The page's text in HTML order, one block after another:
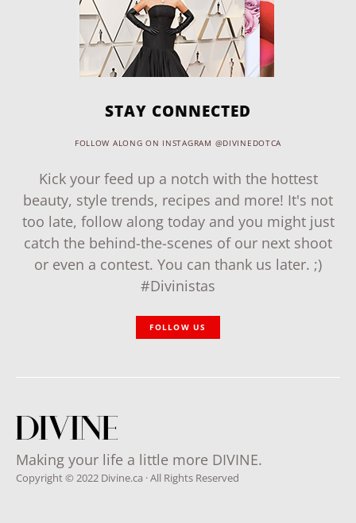
STAY CONNECTED
FOLLOW ALONG ON INSTAGRAM @DIVINEDOTCA
Kick your feed up a notch with the hottest
beauty, style trends, recipes and more! It's not
too late, follow along today and you might just
catch the behind-the-scenes of our next shoot
or even a contest. You can thank us later. ;)
#Divinistas
FOLLOW US
Making your life a little more DIVINE.
Copyright © 2022 Divine.ca · All Rights Reserved